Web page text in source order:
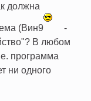
должна
(Вин9
-
В любом
программа
ни одного